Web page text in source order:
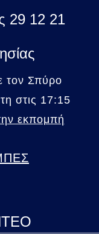
29 12 21
τον Σπύρο
στις 17:15
εκπομπή